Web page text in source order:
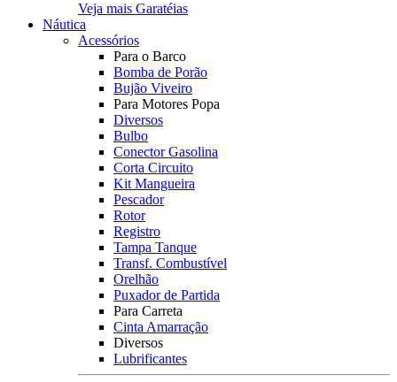
Veja mais Garatéias
Náutica
Acessórios
Para o Barco
Bomba de Porão
Bujão Viveiro
Para Motores Popa
Diversos
Bulbo
Conector Gasolina
Corta Circuito
Kit Mangueira
Pescador
Rotor
Registro
Tampa Tanque
Transf. Combustível
Orelhão
Puxador de Partida
Para Carreta
Cinta Amarração
Diversos
Lubrificantes